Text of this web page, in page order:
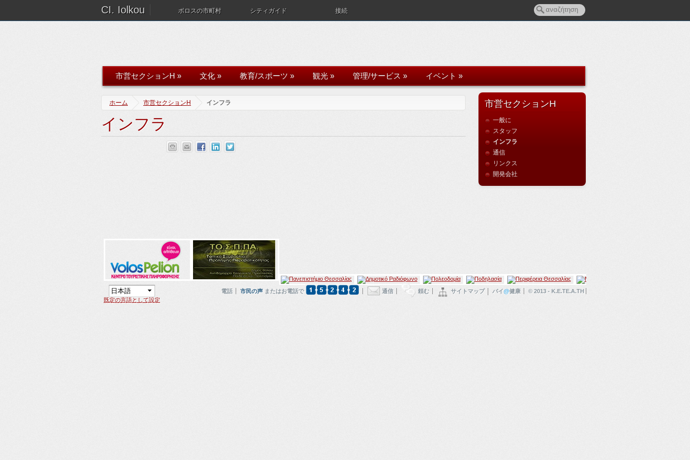
CI. Iolkou ボロスの市町村 シティガイド 接続
市営セクションH » 文化 » 教育/スポーツ » 観光 » 管理/サービス » イベント »
ホーム 市営セクションH インフラ
インフラ
市営セクションH
一般に
スタッフ
インフラ
通信
リンクス
開発会社
既定の言語として設定
電話 市民の声 またはお電話で 通信 頼む サイトマップ バイ@健康 © 2013 - K.E.TE.A.TH